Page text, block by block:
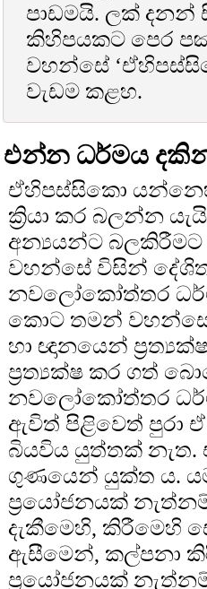
පාඩමයි. ලක් දනන්
කිහිපයකට පෙර
වහන්සේ
වැඩම කළහ.
එන්න ධර්මය
ඒහිපස්සිකො
ක්‍රියා කර බලන්න
අන්‍යයන්ට බලකිරීමට
වහන්සේ විසින් දේශිත
නවලෝකෝත්තර
කොට තමන්
හා ඥානයෙන්
ප්‍රත්‍යක්ෂ කර ගත්
නවලෝකෝත්තර
ඇවිත් පිළිවෙත් පුරා
බියවිය යුත්තක්
ගුණයෙන් යුක්ත ය.
ප්‍රයෝජනයක්
දැකීමෙහි, කිරීමෙහි
ඇසීමෙන්, කල්පනා
ප්‍රයෝජනයක්